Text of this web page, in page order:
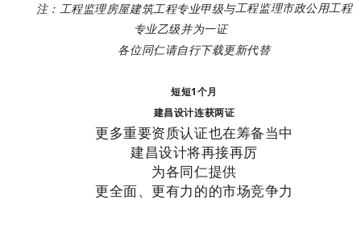
注：工程监理房屋建筑工程专业甲级与工程监理市政公用工程
专业乙级并为一证
各位同仁请自行下载更新代替
短短1个月
建昌设计连获两证
更多重要资质认证也在筹备当中
建昌设计将再接再厉
为各同仁提供
更全面、更有力的的市场竞争力